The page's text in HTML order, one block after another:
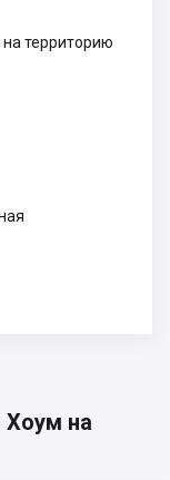
территорию
на